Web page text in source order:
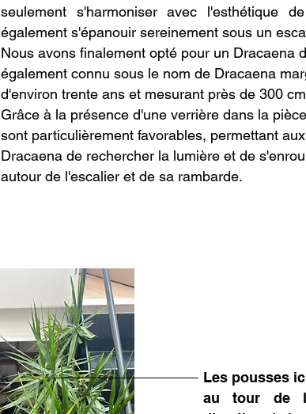
Les pousses
au tour de
seulement s'harmoniser avec l'esthétique
également s'épanouir sereinement sous un
Nous avons finalement opté pour un Dracaena
également connu sous le nom de Dracaena
d'environ trente ans et mesurant près de 300
Grâce à la présence d'une verrière dans la
sont particulièrement favorables, permettant
Dracaena de rechercher la lumière et de
autour de l'escalier et de sa rambarde.